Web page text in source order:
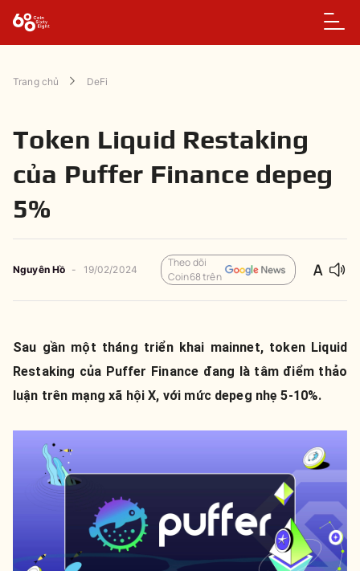
Trang chủ DeFi
Token Liquid Restaking
của Puffer Finance depeg
5%
Nguyên Hồ - 19/02/2024
Theo dõi
Coin68 trên
Sau gần một tháng triển khai mainnet, token Liquid
Restaking của Puffer Finance đang là tâm điểm thảo
luận trên mạng xã hội X, với mức depeg nhẹ 5-10%.